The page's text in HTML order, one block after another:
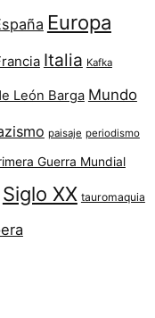
Europa
Italia Kafka
León Barga Mundo
paisaje periodismo
Guerra Mundial
Siglo XX tauromaquia